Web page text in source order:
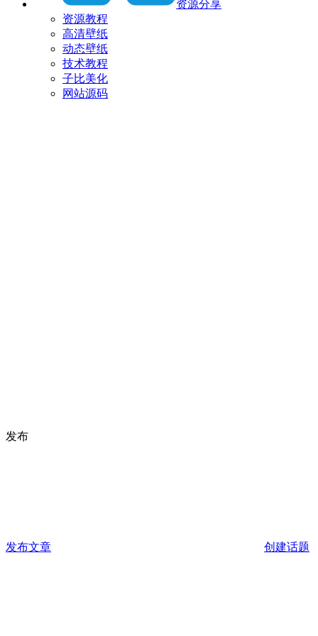
资源分享
资源教程
高清壁纸
动态壁纸
技术教程
子比美化
网站源码
发布
发布文章 创建话题